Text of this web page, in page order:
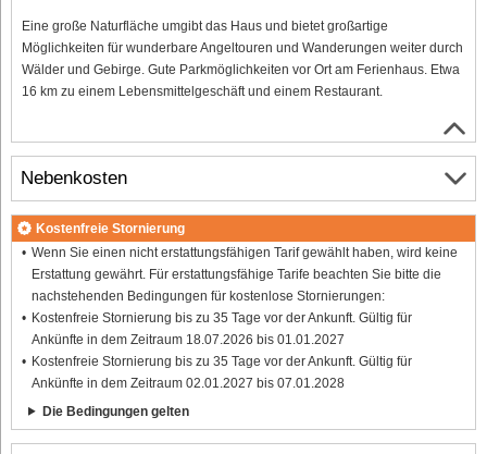
Eine große Naturfläche umgibt das Haus und bietet großartige
Möglichkeiten für wunderbare Angeltouren und Wanderungen weiter durch
Wälder und Gebirge. Gute Parkmöglichkeiten vor Ort am Ferienhaus. Etwa
16 km zu einem Lebensmittelgeschäft und einem Restaurant.
Nebenkosten
Kostenfreie Stornierung
Wenn Sie einen nicht erstattungsfähigen Tarif gewählt haben, wird keine
Erstattung gewährt. Für erstattungsfähige Tarife beachten Sie bitte die
nachstehenden Bedingungen für kostenlose Stornierungen:
Kostenfreie Stornierung bis zu 35 Tage vor der Ankunft. Gültig für
Ankünfte in dem Zeitraum 18.07.2026 bis 01.01.2027
Kostenfreie Stornierung bis zu 35 Tage vor der Ankunft. Gültig für
Ankünfte in dem Zeitraum 02.01.2027 bis 07.01.2028
Die Bedingungen gelten